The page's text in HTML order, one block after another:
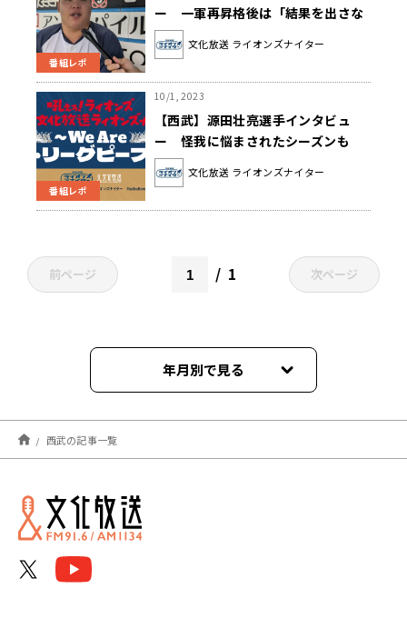
番組レポ
ー 一軍再昇格後は「結果を出さな
きゃというふうに考えてマイナスな
方向にいってしまった」
文化放送 ライオンズナイター
番組レポ
10/1, 2023
【西武】源田壮亮選手インタビュ
ー 怪我に悩まされたシーズンも
「なんとか途中からちょっとずつい
い方には来たのかな」
文化放送 ライオンズナイター
前ページ 1 次ページ
年月別で見る
2026年08月
2026年07月
2026年06月
西武の記事一覧